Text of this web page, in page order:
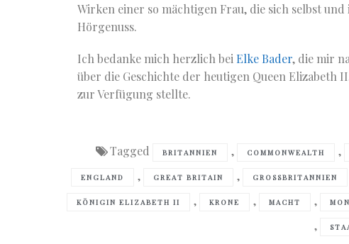
Wirken einer so mächtigen Frau, die sich selbst
Hörgenuss.
Ich bedanke mich herzlich beiElke Bader, die mir
über die Geschichte der heutigen Queen Elizabeth
zur Verfügung stellte.
Tagged BRITANNIEN , COMMONWEALTH ,
ENGLAND , GREAT BRITAIN , GROSSBRITANNIEN
KÖNIGIN ELIZABETH II , KRONE , MACHT ,
,